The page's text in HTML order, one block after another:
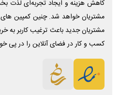
کاهش هزینه و ایجاد تجربه‌ای لذت
مشتریان خواهد شد. چنین کمپین
مشتریان جدید باعث ترغیب کاربر به
کسب و کار در فضای آنلاین را در پی